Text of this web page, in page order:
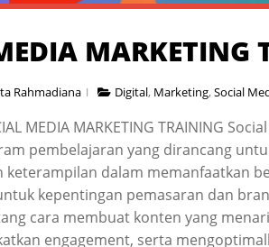
MARKETING
Rahmadiana Digital, Marketing,Social
MEDIA MARKETING TRAINING
pembelajaran yang dirancang
keterampilan dalam memanfaatkan
kepentingan pemasaran dan
cara membuat konten yang
engagement, serta